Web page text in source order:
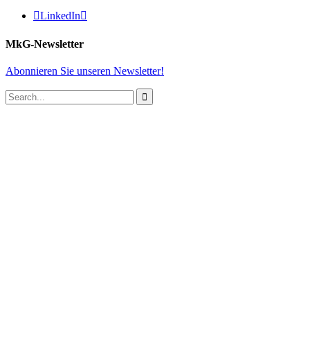
LinkedIn
MkG-Newsletter
Abonnieren Sie unseren Newsletter!
